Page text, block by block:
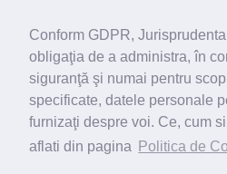
Conform GDPR,
obligaţia de a administra, în
siguranţă şi numai pentru
specificate, datele personale
furnizaţi despre voi. Ce, cum
aflati din pagina
Politica de